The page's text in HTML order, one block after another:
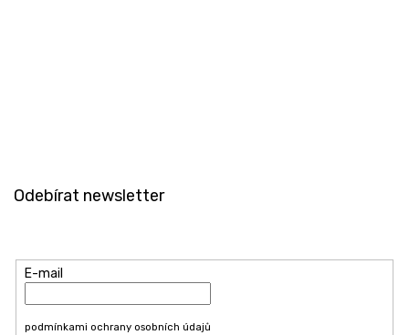
Odebírat newsletter
E-mail
podmínkami ochrany osobních údajů